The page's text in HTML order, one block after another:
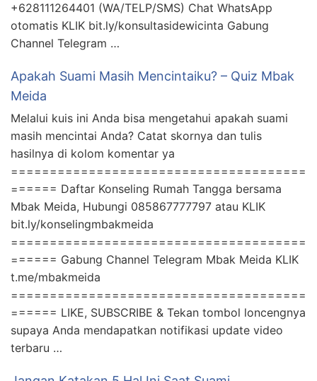
+628111264401 (WA/TELP/SMS) Chat WhatsApp
otomatis KLIK bit.ly/konsultasidewicinta Gabung
Channel Telegram …
Apakah Suami Masih Mencintaiku? – Quiz Mbak
Meida
Melalui kuis ini Anda bisa mengetahui apakah suami
masih mencintai Anda? Catat skornya dan tulis
hasilnya di kolom komentar ya
======================================
====== Daftar Konseling Rumah Tangga bersama
Mbak Meida, Hubungi 085867777797 atau KLIK
bit.ly/konselingmbakmeida
======================================
====== Gabung Channel Telegram Mbak Meida KLIK
t.me/mbakmeida
======================================
====== LIKE, SUBSCRIBE & Tekan tombol loncengnya
supaya Anda mendapatkan notifikasi update video
terbaru …